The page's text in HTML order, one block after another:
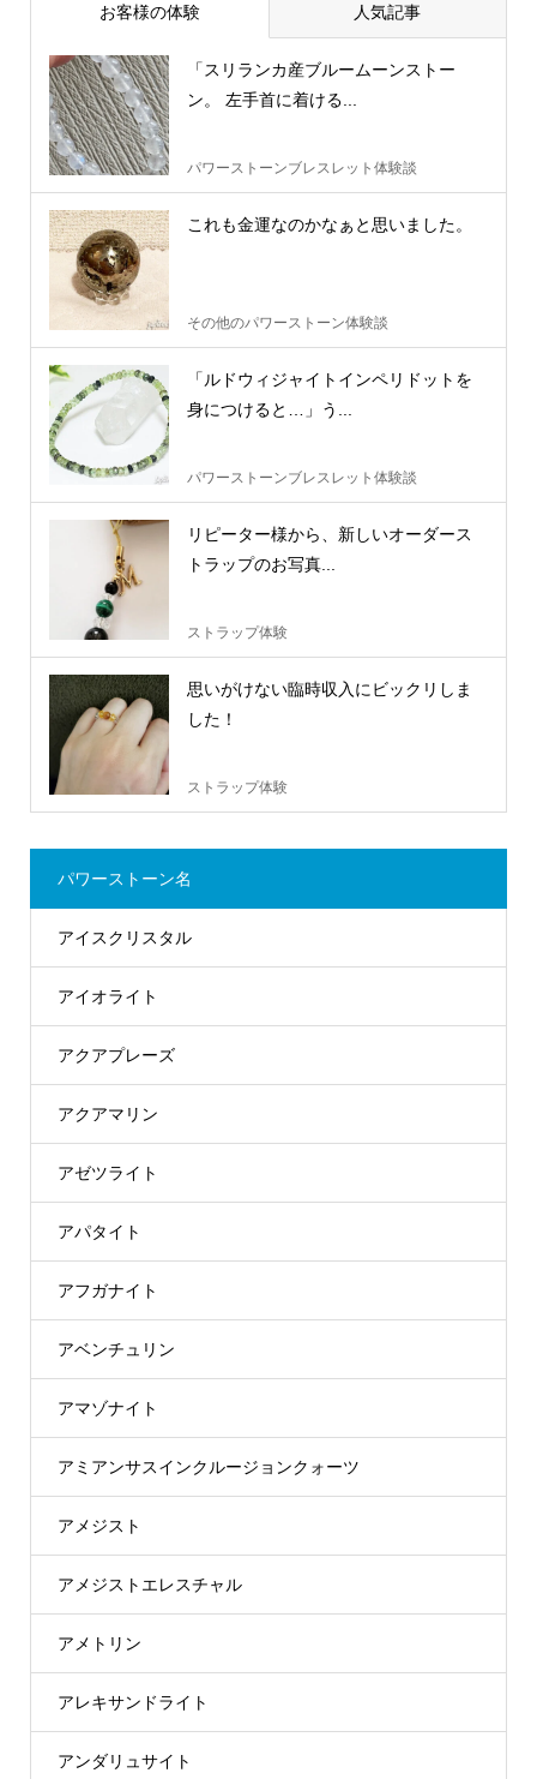
お客様の体験 人気記事
「スリランカ産ブルームーンストー
ン。 左手首に着ける...
パワーストーンブレスレット体験談
これも金運なのかなぁと思いました。
その他のパワーストーン体験談
「ルドウィジャイトインペリドットを
身につけると…」う...
パワーストーンブレスレット体験談
リピーター様から、新しいオーダース
トラップのお写真...
ストラップ体験
思いがけない臨時収入にビックリしま
した！
ストラップ体験
パワーストーン名
アイスクリスタル
アイオライト
アクアプレーズ
アクアマリン
アゼツライト
アパタイト
アフガナイト
アベンチュリン
アマゾナイト
アミアンサスインクルージョンクォーツ
アメジスト
アメジストエレスチャル
アメトリン
アレキサンドライト
アンダリュサイト